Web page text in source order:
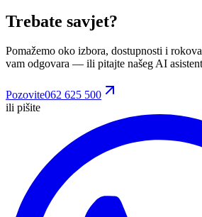
Trebate savjet?
Pomažemo oko izbora, dostupnosti i
vam odgovara — ili pitajte našeg AI
Pozovite062 625 500
ili pišite